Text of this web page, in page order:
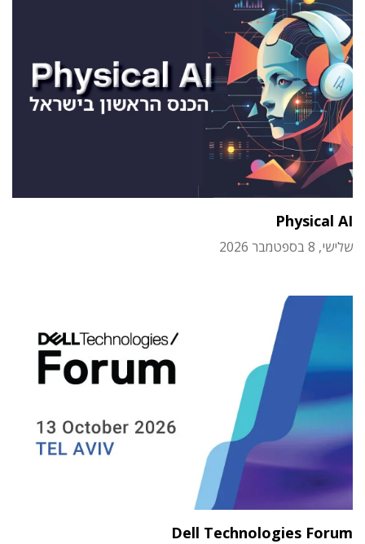
Physical AI
שלישי, 8 בספטמבר 2026
Dell Technologies Forum